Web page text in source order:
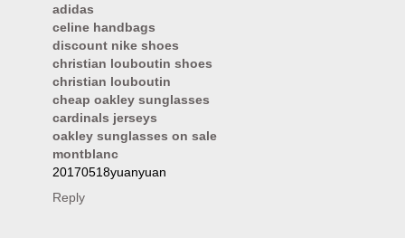
adidas
celine handbags
discount nike shoes
christian louboutin shoes
christian louboutin
cheap oakley sunglasses
cardinals jerseys
oakley sunglasses on sale
montblanc
20170518yuanyuan
Reply